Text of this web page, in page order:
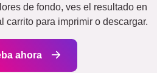
de fondo, ves el resultado en
carrito para imprimir o descargar.
ahora